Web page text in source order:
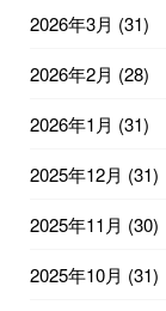
2026年3月 (31)
2026年2月 (28)
2026年1月 (31)
2025年12月 (31)
2025年11月 (30)
2025年10月 (31)